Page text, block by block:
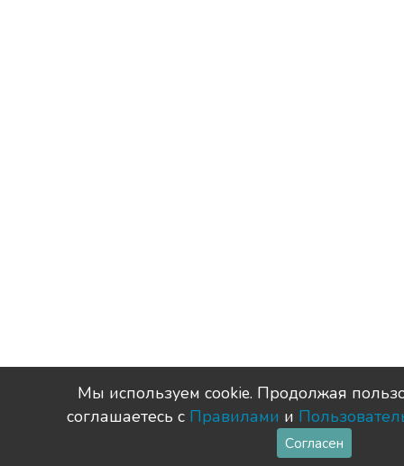
Мы используем сookie. Продолжая
соглашаетесь с Правилами и
Согласен